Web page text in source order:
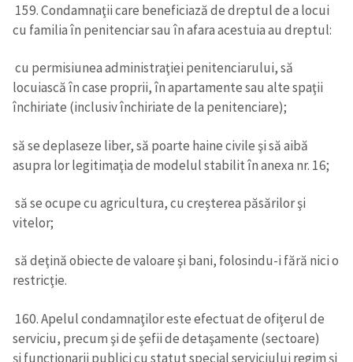
159. Condamnaţii care beneficiază de dreptul de a locui
cu familia în penitenciar sau în afara acestuia au dreptul:
cu permisiunea administraţiei penitenciarului, să
locuiască în case proprii, în apartamente sau alte spaţii
închiriate (inclusiv închiriate de la penitenciare);
să se deplaseze liber, să poarte haine civile şi să aibă
asupra lor legitimaţia de modelul stabilit în anexa nr. 16;
să se ocupe cu agricultura, cu creşterea păsărilor şi
vitelor;
să deţină obiecte de valoare şi bani, folosindu-i fără nici o
restricţie.
160. Apelul condamnaţilor este efectuat de ofiţerul de
serviciu, precum şi de şefii de detaşamente (sectoare)
şi funcționarii publici cu statut special serviciului regim şi